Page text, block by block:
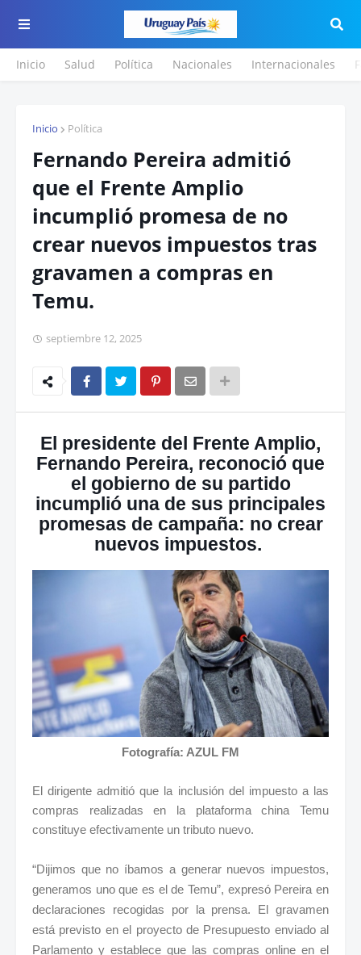
Inicio Salud Política Nacionales Internacionales
Inicio Política
Fernando Pereira admitió
que el Frente Amplio
incumplió promesa de no
crear nuevos impuestos tras
gravamen a compras en
Temu.
septiembre 12, 2025
El presidente del Frente Amplio,
Fernando Pereira, reconoció que
el gobierno de su partido
incumplió una de sus principales
promesas de campaña: no crear
nuevos impuestos.
Fotografía: AZUL FM
El dirigente admitió que la inclusión del impuesto a las
compras realizadas en la plataforma china Temu
constituye efectivamente un tributo nuevo.
“Dijimos que no íbamos a generar nuevos impuestos,
generamos uno que es el de Temu”, expresó Pereira en
declaraciones recogidas por la prensa. El gravamen
está previsto en el proyecto de Presupuesto enviado al
Parlamento y establece que las compras online en el